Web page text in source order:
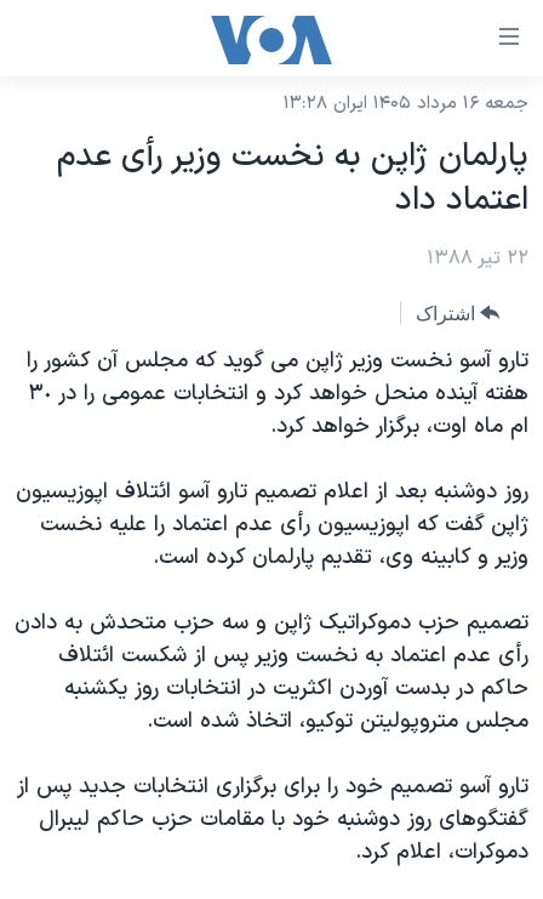
لینکهای
دسترسی
جهش
به
محتوای
اصلی
جهش
صفحه
اصلی
جهش
به
نسخه سبک وب‌سایت
موضوع ها
ایران
آمریکا
جهان
ورزشی
گزیده‌ها
ویژه برنامه‌ها
ویدیوها
فرهنگ و زندگی
اقتصادی
علم و فناوری
گالری عکس
آرشیو پخش زنده
برنامه های تلویزیونی
جدول برنامه ها
صفحه‌های ویژه
جام جهانی ۲۰۲۶
عملیات خشم حماسی
بایگانی برنامه‌های تلویزیونی
مستندها
انتخابات ریاست جمهوری آمریکا ۲۰۲۴
حمله جمهوری اسلامی به اسرائیل
رمز مهسا
اعتراضات زن، زندگی، آزادی
مجموعه مستندهای دادخواهی
تریبونال مردمی آبان ۹۸
فرکانس‌های صدای آمریکا
پخش رادیویی
یادگیری زبان انگلیسی
دنبال کنید
زبانهای مختلف
جمعه ۱۶ مرداد ۱۴۰۵ ایران ۱۳:۲۸
پارلمان ژاپن به نخست وزير رأی عدم
اعتماد داد
۲۲ تیر ۱۳۸۸
اشتراک
تارو آسو نخست وزير ژاپن می گويد که مجلس آن کشور را
هفته آينده منحل خواهد کرد و انتخابات عمومی را در ٣٠
ام ماه اوت، برگزار خواهد کرد.
روز دوشنبه بعد از اعلام تصميم تارو آسو ائتلاف اپوزيسيون
ژاپن گفت که اپوزيسيون رأی عدم اعتماد را عليه نخست
وزير و کابينه وی، تقديم پارلمان کرده است.
تصميم حزب دموکراتيک ژاپن و سه حزب متحدش به دادن
رأی عدم اعتماد به نخست وزير پس از شکست ائتلاف
حاکم در بدست آوردن اکثريت در انتخابات روز يکشنبه
مجلس متروپوليتن توکيو، اتخاذ شده است.
تارو آسو تصميم خود را برای برگزاری انتخابات جديد پس از
گفتگوهای روز دوشنبه خود با مقامات حزب حاکم ليبرال
دموکرات، اعلام کرد.